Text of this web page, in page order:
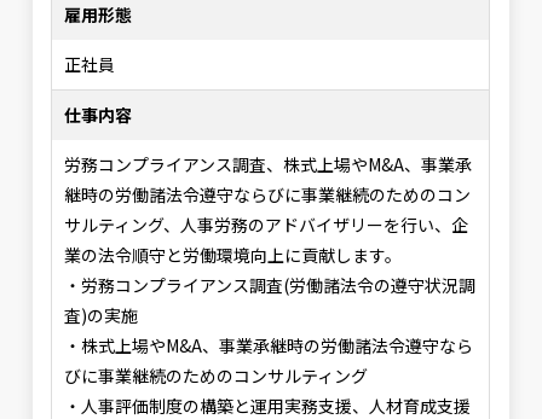
雇用形態
正社員
仕事内容
労務コンプライアンス調査、株式上場やM&A、事業承
継時の労働諸法令遵守ならびに事業継続のためのコン
サルティング、人事労務のアドバイザリーを行い、企
業の法令順守と労働環境向上に貢献します。
・労務コンプライアンス調査(労働諸法令の遵守状況調
査)の実施
・株式上場やM&A、事業承継時の労働諸法令遵守なら
びに事業継続のためのコンサルティング
・人事評価制度の構築と運用実務支援、人材育成支援